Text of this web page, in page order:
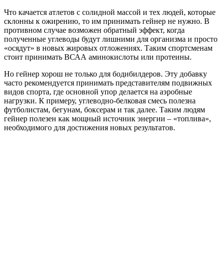
Что качается атлетов с солидной массой и тех людей, которые
склонны к ожирению, то им принимать гейнер не нужно. В
противном случае возможен обратный эффект, когда
полученные углеводы будут лишними для организма и просто
«осядут» в новых жировых отложениях. Таким спортсменам
стоит принимать ВСАА аминокислоты или протеины.
Но гейнер хорош не только для бодибилдеров. Эту добавку
часто рекомендуется принимать представителям подвижных
видов спорта, где основной упор делается на аэробные
нагрузки. К примеру, углеводно-белковая смесь полезна
футболистам, бегунам, боксерам и так далее. Таким людям
гейнер полезен как мощный источник энергии – «топлива»,
необходимого для достижения новых результатов.